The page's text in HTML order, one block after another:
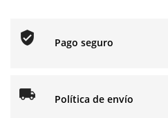
Pago seguro
Política de envío